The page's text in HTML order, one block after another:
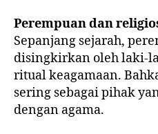
Perempuan dan
Sepanjang sejarah,
disingkirkan oleh laki-
ritual keagamaan.
sering sebagai pihak
dengan agama.